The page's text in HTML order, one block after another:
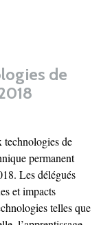
de
technologies de
permanent
Les délégués
et impacts
telles que